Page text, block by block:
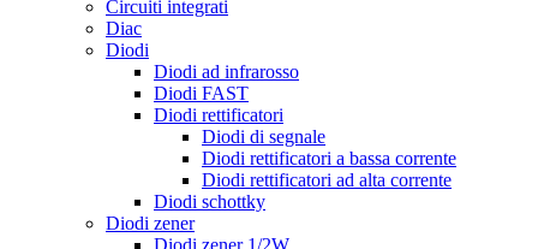
Circuiti integrati
Diac
Diodi
Diodi ad infrarosso
Diodi FAST
Diodi rettificatori
Diodi di segnale
Diodi rettificatori a bassa corrente
Diodi rettificatori ad alta corrente
Diodi schottky
Diodi zener